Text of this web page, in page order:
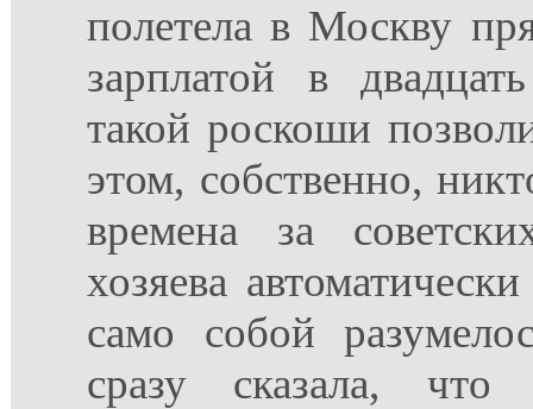
полетела в Москву
зарплатой в
такой роскоши
этом, собственно,
времена за
хозяева
само собой
сразу сказала, что